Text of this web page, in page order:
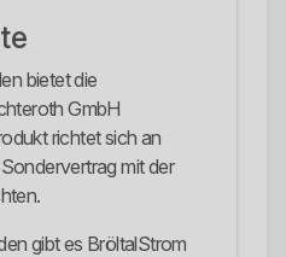
bietet die
GmbH
richtet sich an
mit der
gibt es BröltalStrom